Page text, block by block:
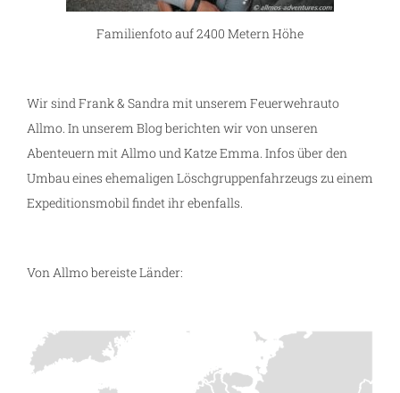
Familienfoto auf 2400 Metern Höhe
Wir sind Frank & Sandra mit unserem Feuerwehrauto
Allmo. In unserem Blog berichten wir von unseren
Abenteuern mit Allmo und Katze Emma. Infos über den
Umbau eines ehemaligen Löschgruppenfahrzeugs zu einem
Expeditionsmobil findet ihr ebenfalls.
Von Allmo bereiste Länder: